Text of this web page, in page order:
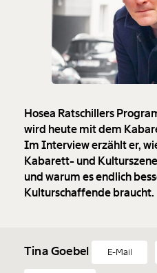
Hosea Ratschillers
wird heute mit dem
Im Interview erzählt er,
Kabarett- und
und warum es endlich
Kulturschaffende braucht.
Tina Goebel E-Mail